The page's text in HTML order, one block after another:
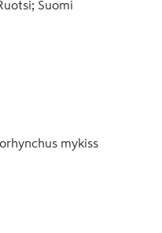
Suomi
mykiss